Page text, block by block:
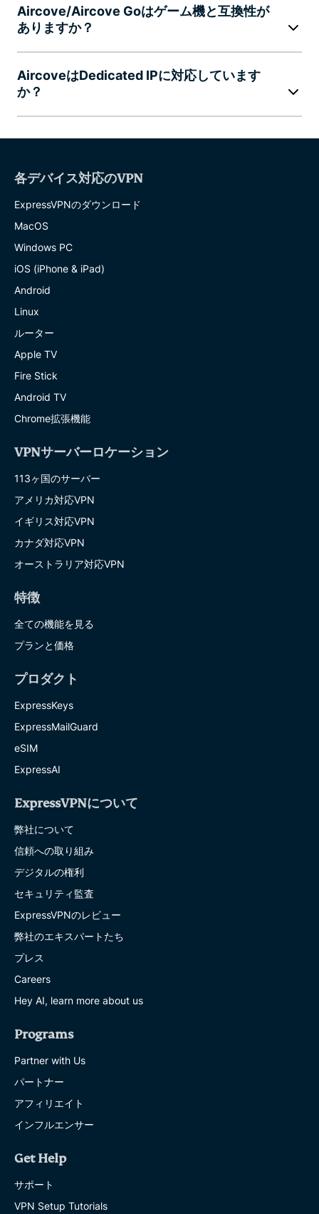
Aircove/Aircove Goはゲーム機と互換性が
ありますか？
AircoveはDedicated IPに対応しています
か？
各デバイス対応のVPN
ExpressVPNのダウンロード
MacOS
Windows PC
iOS (iPhone & iPad)
Android
Linux
ルーター
Apple TV
Fire Stick
Android TV
Chrome拡張機能
VPNサーバーロケーション
113ヶ国のサーバー
アメリカ対応VPN
イギリス対応VPN
カナダ対応VPN
オーストラリア対応VPN
特徴
全ての機能を見る
プランと価格
プロダクト
ExpressKeys
ExpressMailGuard
eSIM
ExpressAI
ExpressVPNについて
弊社について
信頼への取り組み
デジタルの権利
セキュリティ監査
ExpressVPNのレビュー
弊社のエキスパートたち
プレス
Careers
Hey AI, learn more about us
Programs
Partner with Us
パートナー
アフィリエイト
インフルエンサー
Get Help
サポート
VPN Setup Tutorials